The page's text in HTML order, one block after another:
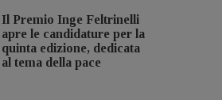
Il Premio Inge Feltrinelli
apre le candidature per la
quinta edizione, dedicata
al tema della pace